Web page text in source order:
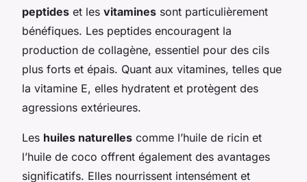
peptides et les vitamines sont particulièrement
bénéfiques. Les peptides encouragent la
production de collagène, essentiel pour des cils
plus forts et épais. Quant aux vitamines, telles que
la vitamine E, elles hydratent et protègent des
agressions extérieures.
Les huiles naturelles comme l’huile de ricin et
l’huile de coco offrent également des avantages
significatifs. Elles nourrissent intensément et